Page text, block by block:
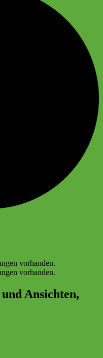
vorhanden.
vorhanden.
Ansichten,